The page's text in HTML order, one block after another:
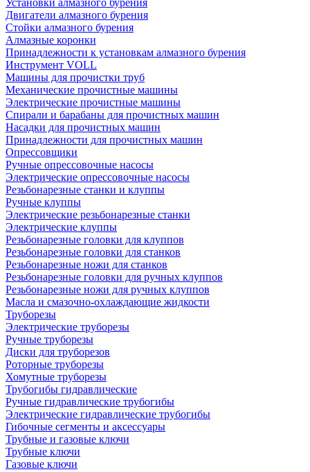
Установки алмазного бурения
Двигатели алмазного бурения
Стойки алмазного бурения
Алмазные коронки
Принадлежности к установкам алмазного бурения
Инструмент VOLL
Машины для прочистки труб
Механические прочистные машины
Электрические прочистные машины
Спирали и барабаны для прочистных машин
Насадки для прочистных машин
Принадлежности для прочистных машин
Опрессовщики
Ручные опрессовочные насосы
Электрические опрессовочные насосы
Резьбонарезные станки и клуппы
Ручные клуппы
Электрические резьбонарезные станки
Электрические клуппы
Резьбонарезные головки для клуппов
Резьбонарезные головки для станков
Резьбонарезные ножи для станков
Резьбонарезные головки для ручных клуппов
Резьбонарезные ножи для ручных клуппов
Масла и смазочно-охлаждающие жидкости
Труборезы
Электрические труборезы
Ручные труборезы
Диски для труборезов
Роторные труборезы
Хомутные труборезы
Трубогибы гидравлические
Ручные гидравлические трубогибы
Электрические гидравлические трубогибы
Гибочные сегменты и аксессуары
Трубные и газовые ключи
Трубные ключи
Газовые ключи